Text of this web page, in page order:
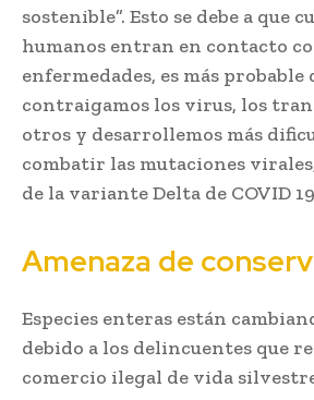
sostenible”. Esto se debe a que
humanos entran en contacto
enfermedades, es más probable
contraigamos los virus, los
otros y desarrollemos más
combatir las mutaciones
de la variante Delta de COVID
Amenaza de
Especies enteras están
debido a los delincuentes que
comercio ilegal de vida